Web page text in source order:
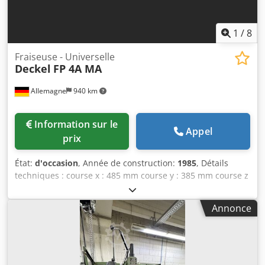
1 /8
Allemagne 940 km
Fraiseuse - Universelle
Deckel FP 4A MA
prix
Appel
État: d'occasion, Année de construction: 1985, Détails
techniques : course x : 485 mm course y : 385 mm course z
: 380 mm Commande : Contour 1 commande de
contournage Fixation de la broche ISO : SK 40 Tête de
broche pivotante à gauche et à droite : 90° °. Course du
fourreau : 80 mm Tête de fraisage réglable verticalement :
150 ( axe y) mm Plage de vitesse de rotation : broche
verticale : 50 - 2.500 / 18 step tr/min Avance: : X/Y/Z : 2 -
1000 steples mm/min Vitesse d'avance rapide : X/Y/Z : 2000
Annonce